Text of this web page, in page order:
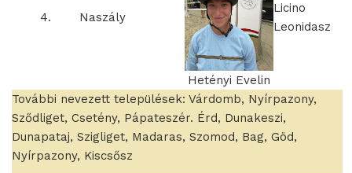
4. Naszály
Hetényi Evelin
Licino
Leonidasz
További nevezett települések: Várdomb, Nyírpazony,
Sződliget, Csetény, Pápateszér. Érd, Dunakeszi,
Dunapataj, Szigliget, Madaras, Szomod, Bag, Göd,
Nyírpazony, Kiscsősz